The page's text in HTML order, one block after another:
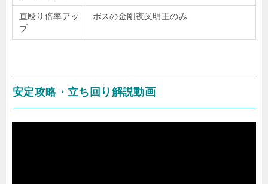
直殴り倍率アッ
プ
ボスの金剛夜叉明王のみ
安定攻略・立ち回り解説動画